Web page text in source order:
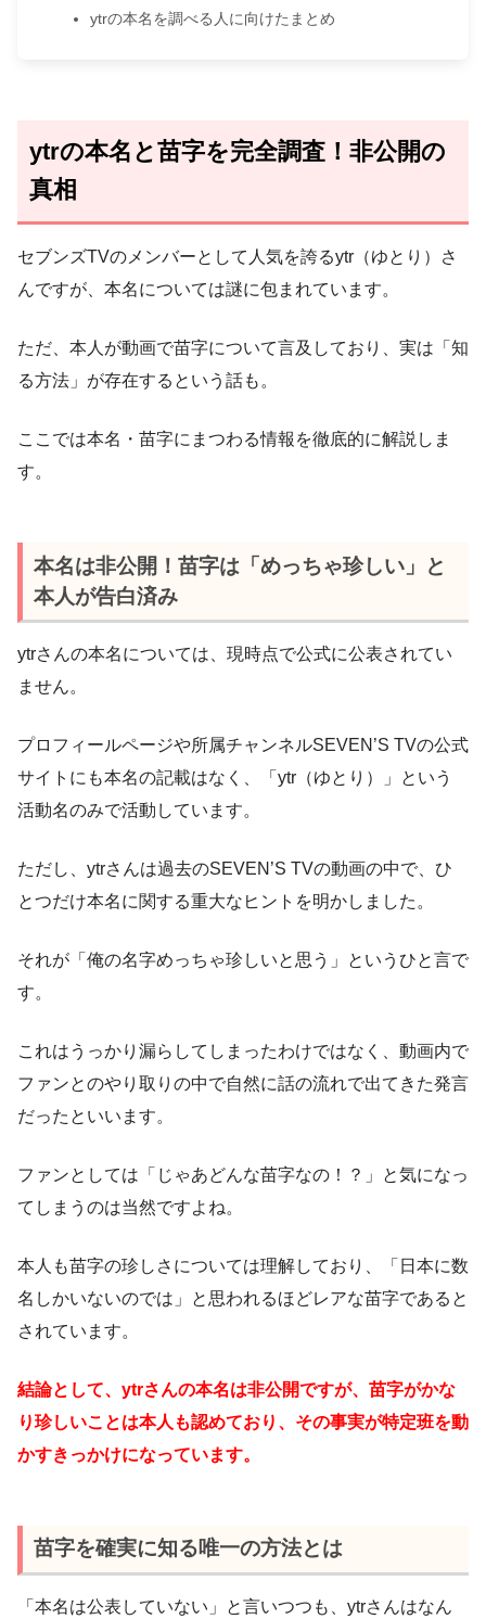
ytrの本名を調べる人に向けたまとめ
ytrの本名と苗字を完全調査！非公開の
真相
セブンズTVのメンバーとして人気を誇るytr（ゆとり）さ
んですが、本名については謎に包まれています。
ただ、本人が動画で苗字について言及しており、実は「知
る方法」が存在するという話も。
ここでは本名・苗字にまつわる情報を徹底的に解説しま
す。
本名は非公開！苗字は「めっちゃ珍しい」と
本人が告白済み
ytrさんの本名については、現時点で公式に公表されてい
ません。
プロフィールページや所属チャンネルSEVEN’S TVの公式
サイトにも本名の記載はなく、「ytr（ゆとり）」という
活動名のみで活動しています。
ただし、ytrさんは過去のSEVEN’S TVの動画の中で、ひ
とつだけ本名に関する重大なヒントを明かしました。
それが「俺の名字めっちゃ珍しいと思う」というひと言で
す。
これはうっかり漏らしてしまったわけではなく、動画内で
ファンとのやり取りの中で自然に話の流れで出てきた発言
だったといいます。
ファンとしては「じゃあどんな苗字なの！？」と気になっ
てしまうのは当然ですよね。
本人も苗字の珍しさについては理解しており、「日本に数
名しかいないのでは」と思われるほどレアな苗字であると
されています。
結論として、ytrさんの本名は非公開ですが、苗字がかな
り珍しいことは本人も認めており、その事実が特定班を動
かすきっかけになっています。
苗字を確実に知る唯一の方法とは
「本名は公表していない」と言いつつも、ytrさんはなん